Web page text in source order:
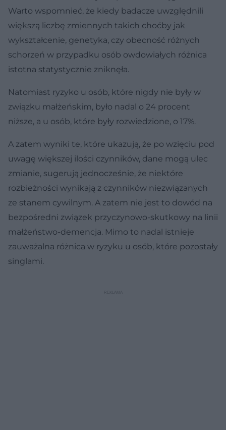
Warto wspomnieć, że kiedy badacze uwzględnili
większą liczbę zmiennych takich choćby jak
wykształcenie, genetyka, czy obecność różnych
schorzeń w przypadku osób owdowiałych różnica
istotna statystycznie zniknęła.
Natomiast ryzyko u osób, które nigdy nie były w
związku małżeńskim, było nadal o 24 procent
niższe, a u osób, które były rozwiedzione, o 17%.
A zatem wyniki te, które ukazują, że po wzięciu pod
uwagę większej ilości czynników, dane mogą ulec
zmianie, sugerują jednocześnie, że niektóre
rozbieżności wynikają z czynników niezwiązanych
ze stanem cywilnym. A zatem nie jest to dowód na
bezpośredni związek przyczynowo-skutkowy na linii
małżeństwo-demencja. Mimo to nadal istnieje
zauważalna różnica w ryzyku u osób, które pozostały
singlami.